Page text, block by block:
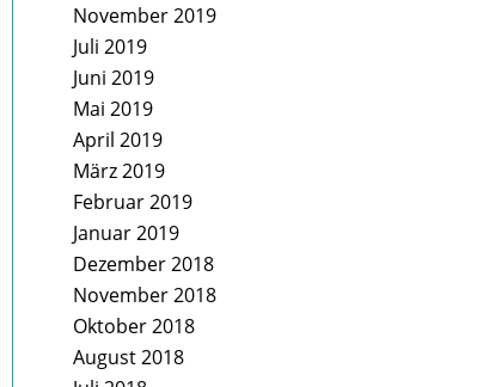
November 2019
Juli 2019
Juni 2019
Mai 2019
April 2019
März 2019
Februar 2019
Januar 2019
Dezember 2018
November 2018
Oktober 2018
August 2018